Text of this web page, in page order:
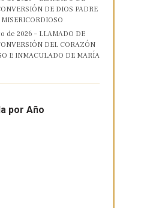
DE DIOS PADRE
de 2026 – LLAMADO DE
DEL CORAZÓN
E INMACULADO DE MARÍA
por Año